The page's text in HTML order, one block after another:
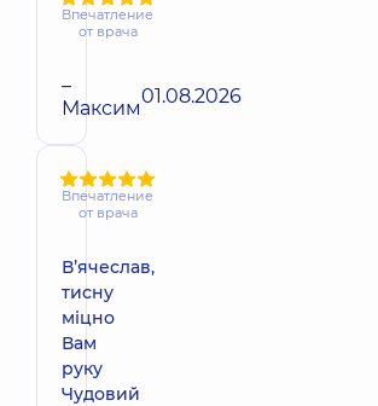
Впечатление
от врача
–
Максим01.08.2026
Впечатление
от врача
Вʼячеслав,
тисну
міцно
Вам
руку
Чудовий